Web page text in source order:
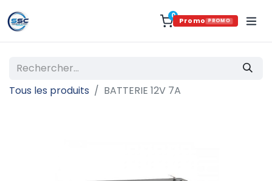
0
Promo PROMO
Tous les produits BATTERIE 12V 7A